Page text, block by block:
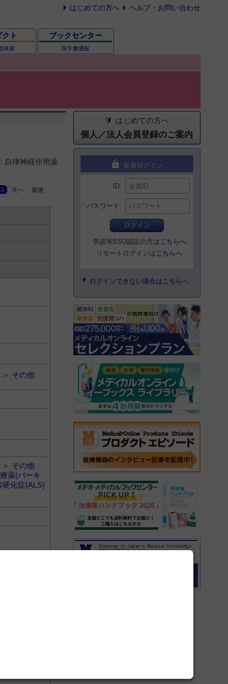
はじめての方へ ヘルプ・お問い合わせ
ト
検索
ブックセンター
医学書通販
自律神経作用薬
3 次へ 最後
＞ その他
＞ その他
薬(パーキ
硬化症(ALS)
表示し、
はじめての方へ
個人／法人会員登録のご案内
lock 会員ログイン
ID
パスワード
ログイン
学認等SSO認証の方は こちらへ
リモートログインは こちらへ
ログインできない場合はこちらへ